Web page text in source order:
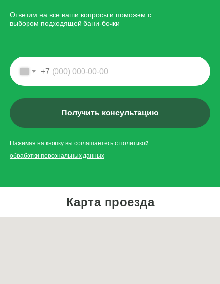
Ответим на все ваши вопросы и поможем с
выбором подходящей бани-бочки
+7
Получить консультацию
Нажимая на кнопку вы соглашаетесь с политикой
обработки персональных данных
Карта проезда